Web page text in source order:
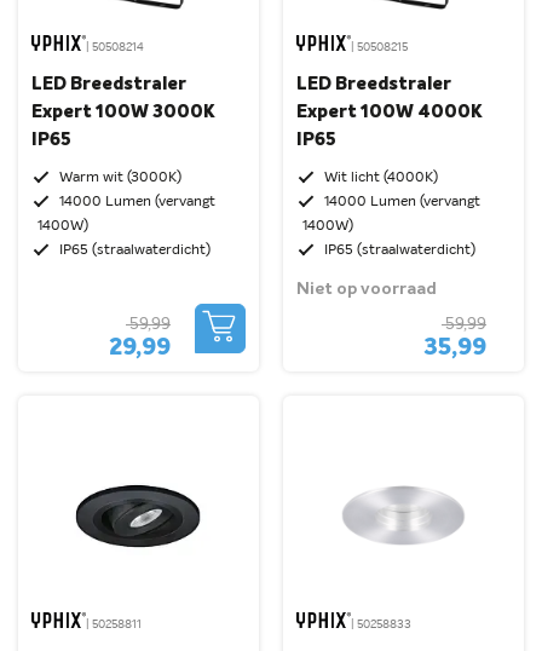
| 50508214
LED Breedstraler
Expert 100W 3000K
IP65
Warm wit (3000K)
14000 Lumen (vervangt
1400W)
IP65 (straalwaterdicht)
29,99
59,99
| 50508215
LED Breedstraler
Expert 100W 4000K
IP65
Wit licht (4000K)
14000 Lumen (vervangt
1400W)
IP65 (straalwaterdicht)
Niet op voorraad
35,99
59,99
| 50258811 | 50258833